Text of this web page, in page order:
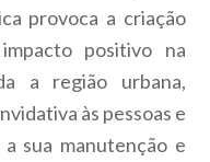
provoca a criação
positivo na
a região urbana,
às pessoas e
sua manutenção e